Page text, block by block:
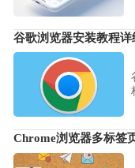
谷歌浏览器安装教程
Chrome浏览器多标签